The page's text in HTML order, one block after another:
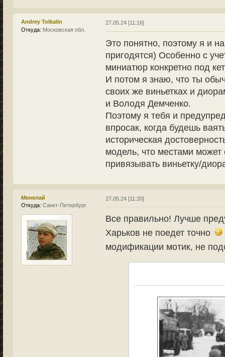
Andrey Tolkalin
Откуда: Московская обл.
27.05.24 [11:16]
Это понятно, поэтому я и
пригодятся) Особенно с
миниатюр конкретно под
И потом я знаю, что ты
своих же виньетках и
и Володя Демченко.
Поэтому я тебя и
впросак, когда будешь
историческая
модель, что местами может
привязывать виньетку/
Менелай
Откуда: Санкт-Петербург
27.05.24 [11:20]
Все правильно! Лучше
Харьков не поедет точно
модификации мотик, не